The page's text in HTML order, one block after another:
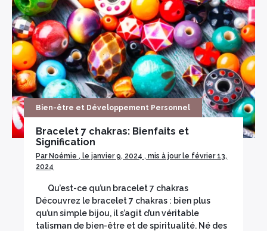
Bien-être et Développement Personnel
Bracelet 7 chakras: Bienfaits et
Signification
Par Noémie , le janvier 9, 2024 , mis à jour le février 13,
2024
Qu’est-ce qu’un bracelet 7 chakras
Découvrez le bracelet 7 chakras : bien plus
qu’un simple bijou, il s’agit d’un véritable
talisman de bien-être et de spiritualité. Né des